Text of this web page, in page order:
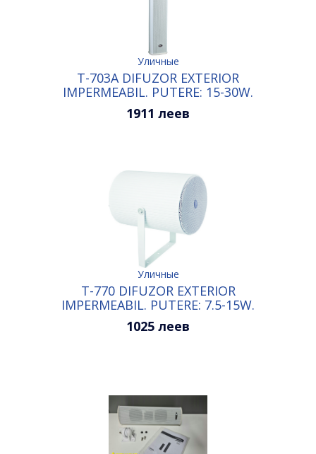
Уличные
T-703A DIFUZOR EXTERIOR
IMPERMEABIL. PUTERE: 15-30W.
CULOARE: ALB
1911 леев
Уличные
T-770 DIFUZOR EXTERIOR
IMPERMEABIL. PUTERE: 7.5-15W.
CULOARE: ALB
1025 леев